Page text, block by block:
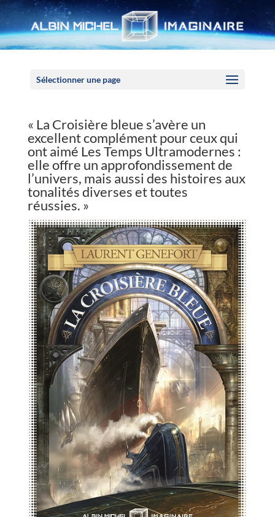
Sélectionner une page
« La Croisière bleue s’avère un
excellent complément pour ceux qui
ont aimé Les Temps Ultramodernes :
elle offre un approfondissement de
l’univers, mais aussi des histoires aux
tonalités diverses et toutes
réussies. »
Panneau de gestion des cookies